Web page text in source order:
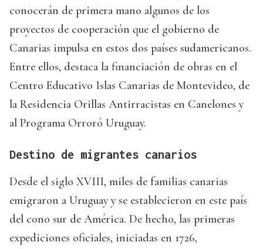
conocerán de primera mano algunos de los
proyectos de cooperación que el gobierno de
Canarias impulsa en estos dos países sudamericanos.
Entre ellos, destaca la financiación de obras en el
Centro Educativo Islas Canarias de Montevideo, de
la Residencia Orillas Antirracistas en Canelones y
al Programa Orroró Uruguay.
Destino de migrantes canarios
Desde el siglo XVIII, miles de familias canarias
emigraron a Uruguay y se establecieron en este país
del cono sur de América. De hecho, las primeras
expediciones oficiales, iniciadas en 1726,